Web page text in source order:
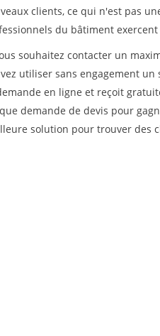
clients, ce qui n'est pas
du bâtiment
souhaitez contacter un
utiliser sans engagement
en ligne et reçoit
demande de devis pour
solution pour trouver des